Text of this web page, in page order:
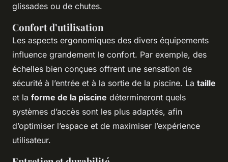
glissades ou de chutes.
Confort d’utilisation
Les aspects ergonomiques des divers équipements
influence grandement le confort. Par exemple, des
échelles bien conçues offrent une sensation de
sécurité à l’entrée et à la sortie de la piscine. La taille
et la forme de la piscine détermineront quels
systèmes d’accès sont les plus adaptés, afin
d’optimiser l’espace et de maximiser l’expérience
utilisateur.